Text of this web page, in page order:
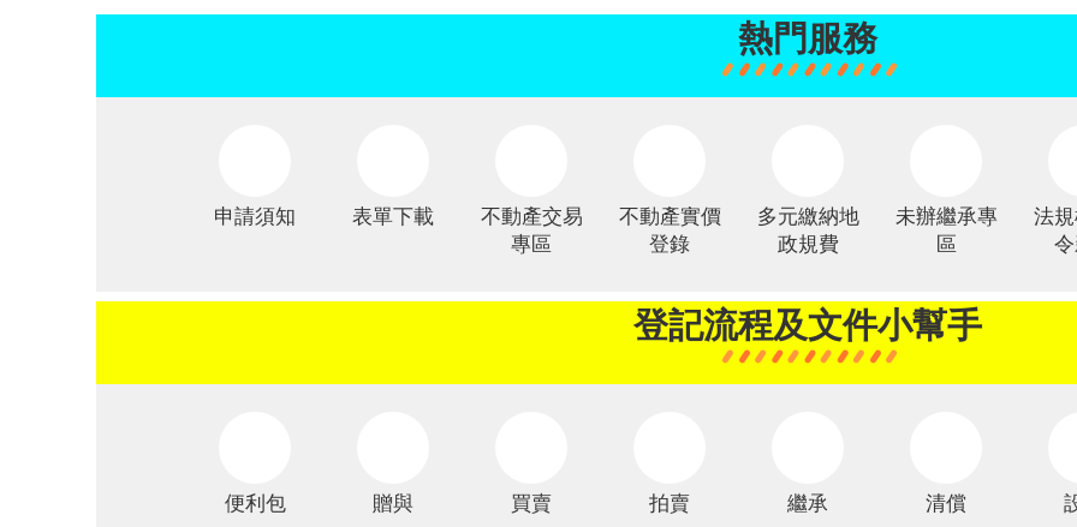
熱門服務
申請須知 表單下載
不動產交易
專區
不動產實價
登錄
多元繳納地
政規費
未辦繼承專
區
法
登記流程及文件小幫手
便利包 贈與 買賣 拍賣 繼承 清償